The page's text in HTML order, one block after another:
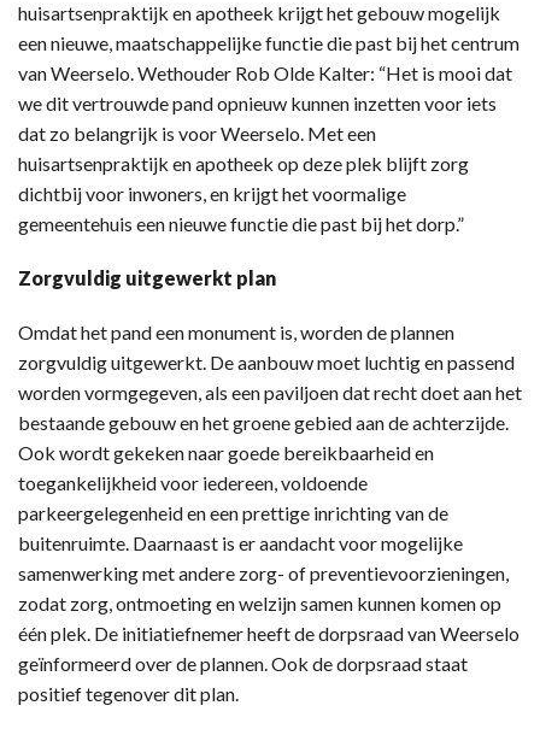
huisartsenpraktijk en apotheek krijgt het gebouw mogelijk
een nieuwe, maatschappelijke functie die past bij het centrum
van Weerselo. Wethouder Rob Olde Kalter: “Het is mooi dat
we dit vertrouwde pand opnieuw kunnen inzetten voor iets
dat zo belangrijk is voor Weerselo. Met een
huisartsenpraktijk en apotheek op deze plek blijft zorg
dichtbij voor inwoners, en krijgt het voormalige
gemeentehuis een nieuwe functie die past bij het dorp.”
Zorgvuldig uitgewerkt plan
Omdat het pand een monument is, worden de plannen
zorgvuldig uitgewerkt. De aanbouw moet luchtig en passend
worden vormgegeven, als een paviljoen dat recht doet aan het
bestaande gebouw en het groene gebied aan de achterzijde.
Ook wordt gekeken naar goede bereikbaarheid en
toegankelijkheid voor iedereen, voldoende
parkeergelegenheid en een prettige inrichting van de
buitenruimte. Daarnaast is er aandacht voor mogelijke
samenwerking met andere zorg- of preventievoorzieningen,
zodat zorg, ontmoeting en welzijn samen kunnen komen op
één plek. De initiatiefnemer heeft de dorpsraad van Weerselo
geïnformeerd over de plannen. Ook de dorpsraad staat
positief tegenover dit plan.